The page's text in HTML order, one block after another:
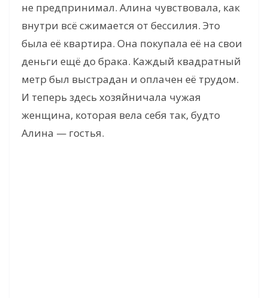
не предпринимал. Алина чувствовала, как
внутри всё сжимается от бессилия. Это
была её квартира. Она покупала её на свои
деньги ещё до брака. Каждый квадратный
метр был выстрадан и оплачен её трудом.
И теперь здесь хозяйничала чужая
женщина, которая вела себя так, будто
Алина — гостья.